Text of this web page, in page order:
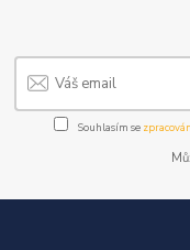
Souhlasím se